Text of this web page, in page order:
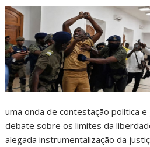
uma onda de contestação política
debate sobre os limites da
alegada instrumentalização da